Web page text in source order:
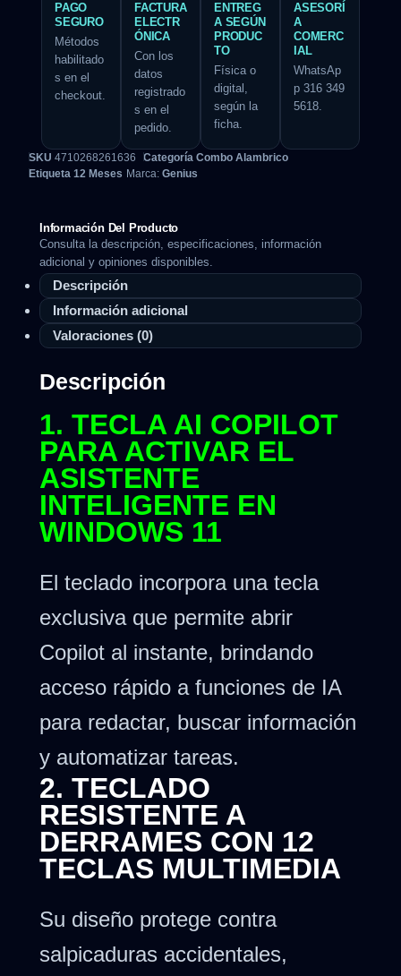
PAGO
SEGURO
Métodos
habilitado
s en el
checkout.
FACTURA
ELECTR
ÓNICA
Con los
datos
registrado
s en el
pedido.
ENTREG
A SEGÚN
PRODUC
TO
Física o
digital,
según la
ficha.
ASESORÍ
A
COMERC
IAL
WhatsAp
p 316 349
5618.
SKU 4710268261636 Categoría Combo Alambrico
Etiqueta 12 Meses Marca: Genius
Información Del Producto
Consulta la descripción, especificaciones, información
adicional y opiniones disponibles.
Descripción
Información adicional
Valoraciones (0)
Descripción
1. TECLA AI COPILOT
PARA ACTIVAR EL
ASISTENTE
INTELIGENTE EN
WINDOWS 11
El teclado incorpora una tecla
exclusiva que permite abrir
Copilot al instante, brindando
acceso rápido a funciones de IA
para redactar, buscar información
y automatizar tareas.
2. TECLADO
RESISTENTE A
DERRAMES CON 12
TECLAS MULTIMEDIA
Su diseño protege contra
salpicaduras accidentales,